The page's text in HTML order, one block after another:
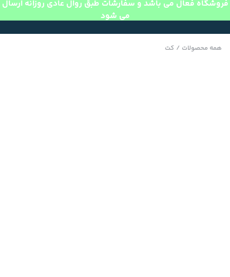
فروشگاه فعال می باشد و سفارشات طبق روال عادی روزانه ارسال
می شود
همه محصولات / کت